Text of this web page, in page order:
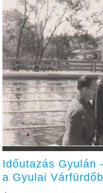
Időutazás Gyulán
a Gyulai